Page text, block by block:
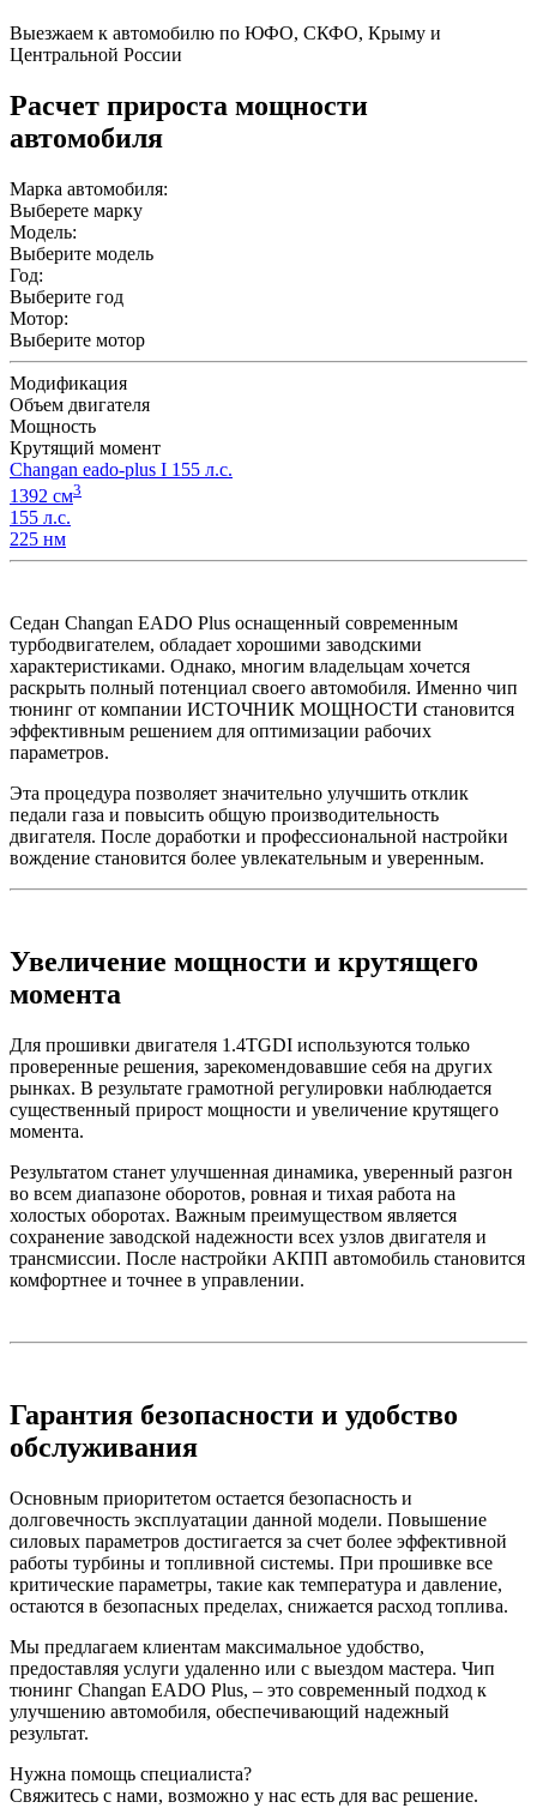
Выезжаем к автомобилю по ЮФО, СКФО, Крыму и
Центральной России
Расчет прироста мощности
автомобиля
Марка автомобиля:
Выберете марку
Модель:
Выберите модель
Год:
Выберите год
Мотор:
Выберите мотор
Модификация
Объем двигателя
Мощность
Крутящий момент
Changan eado-plus I 155 л.с.
1392 см3
155 л.с.
225 нм
Седан Changan EADO Plus оснащенный современным
турбодвигателем, обладает хорошими заводскими
характеристиками. Однако, многим владельцам хочется
раскрыть полный потенциал своего автомобиля. Именно чип
тюнинг от компании ИСТОЧНИК МОЩНОСТИ становится
эффективным решением для оптимизации рабочих
параметров.
Эта процедура позволяет значительно улучшить отклик
педали газа и повысить общую производительность
двигателя. После доработки и профессиональной настройки
вождение становится более увлекательным и уверенным.
Увеличение мощности и крутящего
момента
Для прошивки двигателя 1.4TGDI используются только
проверенные решения, зарекомендовавшие себя на других
рынках. В результате грамотной регулировки наблюдается
существенный прирост мощности и увеличение крутящего
момента.
Результатом станет улучшенная динамика, уверенный разгон
во всем диапазоне оборотов, ровная и тихая работа на
холостых оборотах. Важным преимуществом является
сохранение заводской надежности всех узлов двигателя и
трансмиссии. После настройки АКПП автомобиль становится
комфортнее и точнее в управлении.
Гарантия безопасности и удобство
обслуживания
Основным приоритетом остается безопасность и
долговечность эксплуатации данной модели. Повышение
силовых параметров достигается за счет более эффективной
работы турбины и топливной системы. При прошивке все
критические параметры, такие как температура и давление,
остаются в безопасных пределах, снижается расход топлива.
Мы предлагаем клиентам максимальное удобство,
предоставляя услуги удаленно или с выездом мастера. Чип
тюнинг Changan EADO Plus, – это современный подход к
улучшению автомобиля, обеспечивающий надежный
результат.
Нужна помощь специалиста?
Свяжитесь с нами, возможно у нас есть для вас решение.